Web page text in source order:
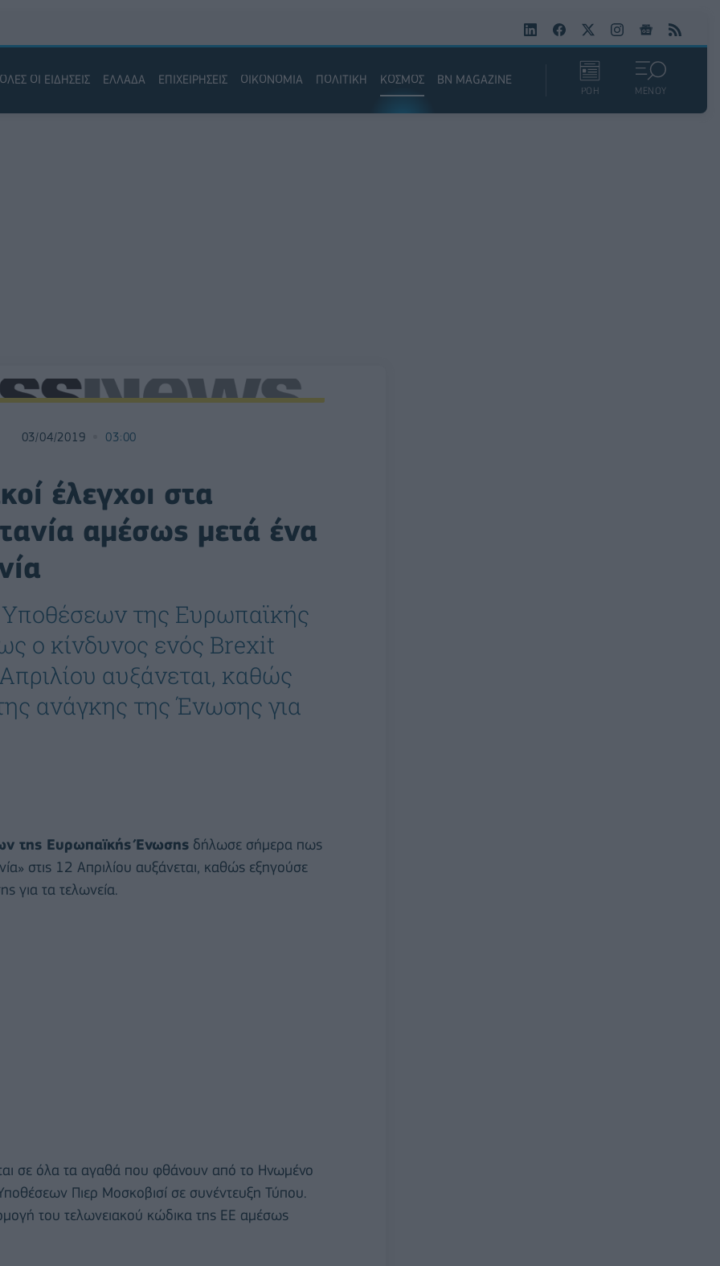
ΟΛΕΣ ΟΙ ΕΙΔΗΣΕΙΣ ΕΛΛΑΔΑ ΕΠΙΧΕΙΡΗΣΕΙΣ ΟΙΚΟΝΟΜΙΑ ΠΟΛΙΤΙΚΗ ΚΟΣΜΟΣ BN MAGAZINE
ΡΟΗ ΜΕΝΟΥ
03/04/2019 03:00
έλεγχοι στα
αμέσως μετά ένα
της Ευρωπαϊκής
ο κίνδυνος ενός Brexit
αυξάνεται, καθώς
ανάγκης της Ένωσης για
της Ευρωπαϊκής Ένωσης δήλωσε σήμερα πως
στις 12 Απριλίου αυξάνεται, καθώς εξηγούσε
για τα τελωνεία.
σε όλα τα αγαθά που φθάνουν από το Ηνωμένο
Πιερ Μοσκοβισί σε συνέντευξη Τύπου.
του τελωνειακού κώδικα της ΕΕ αμέσως